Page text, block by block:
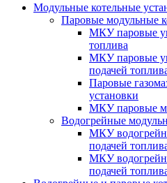
Модульные котельные
Паровые модульные
МКУ паровые
топлива
МКУ паровые
подачей
Паровые
установки
МКУ паровые
Водогрейные
МКУ
подачей
МКУ
подачей